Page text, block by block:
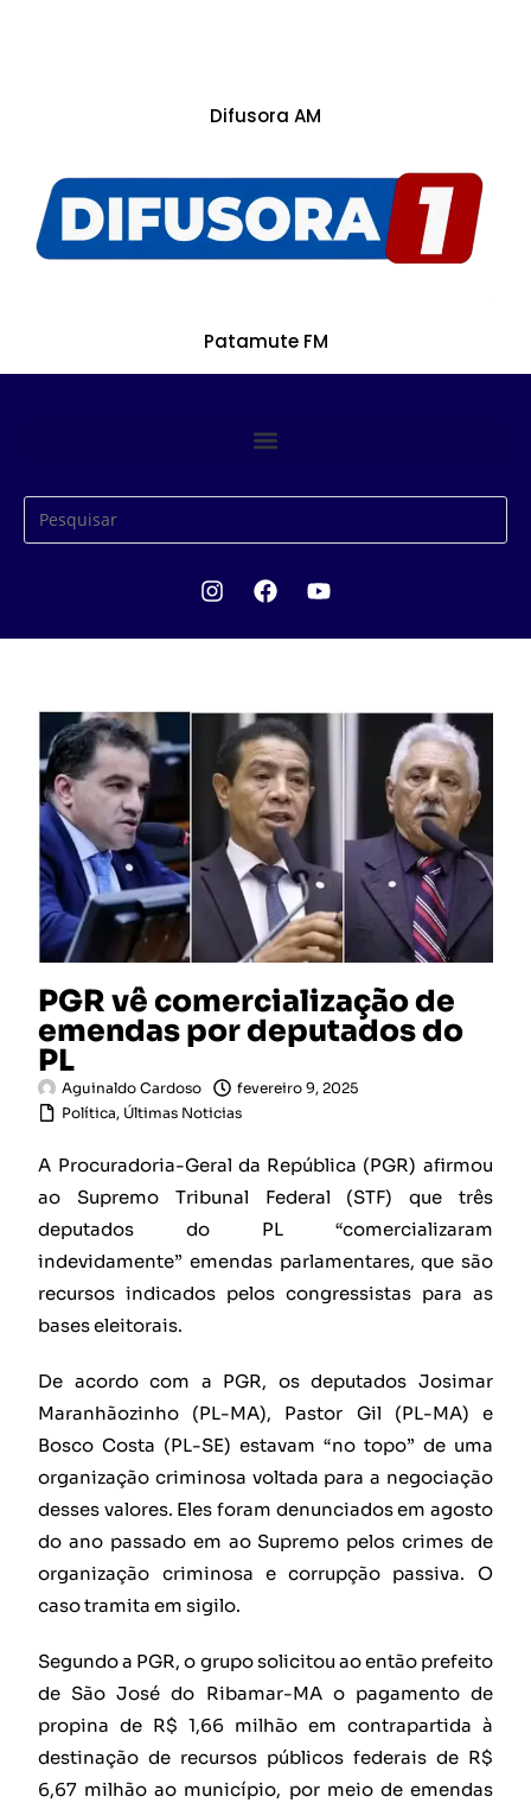
Difusora AM
Patamute FM
PGR vê comercialização de
emendas por deputados do
PL
Aguinaldo Cardoso
fevereiro 9, 2025
Política, Últimas Noticias
A Procuradoria-Geral da República (PGR) afirmou
ao Supremo Tribunal Federal (STF) que três
deputados do PL “comercializaram
indevidamente” emendas parlamentares, que são
recursos indicados pelos congressistas para as
bases eleitorais.
De acordo com a PGR, os deputados Josimar
Maranhãozinho (PL-MA), Pastor Gil (PL-MA) e
Bosco Costa (PL-SE) estavam “no topo” de uma
organização criminosa voltada para a negociação
desses valores. Eles foram denunciados em agosto
do ano passado em ao Supremo pelos crimes de
organização criminosa e corrupção passiva. O
caso tramita em sigilo.
Segundo a PGR, o grupo solicitou ao então prefeito
de São José do Ribamar-MA o pagamento de
propina de R$ 1,66 milhão em contrapartida à
destinação de recursos públicos federais de R$
6,67 milhão ao município, por meio de emendas